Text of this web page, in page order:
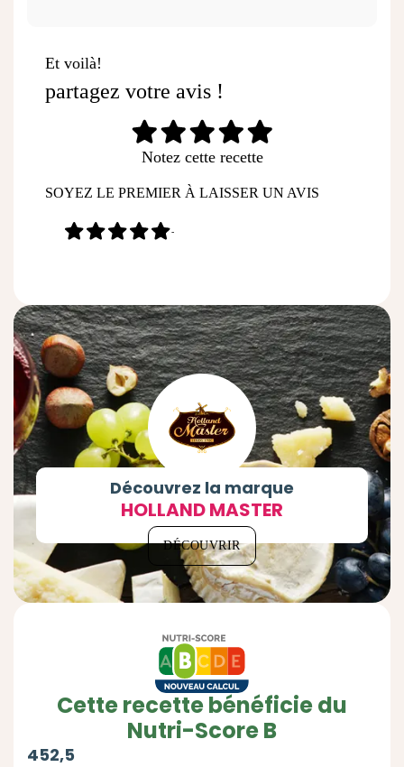
Et voilà!
partagez votre avis !
Notez cette recette
SOYEZ LE PREMIER À LAISSER UN AVIS
-
Découvrez la marque
HOLLAND MASTER
DÉCOUVRIR
Cette recette bénéficie du
Nutri-Score B
452,5